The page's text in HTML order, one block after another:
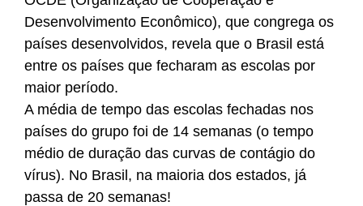
Desenvolvimento Econômico), que congrega os
países desenvolvidos, revela que o Brasil está
entre os países que fecharam as escolas por
maior período.
A média de tempo das escolas fechadas nos
países do grupo foi de 14 semanas (o tempo
médio de duração das curvas de contágio do
vírus). No Brasil, na maioria dos estados, já
passa de 20 semanas!